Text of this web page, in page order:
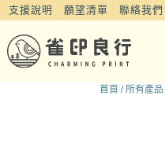
支援說明 願望清單 聯絡我們
首頁 /所有產品